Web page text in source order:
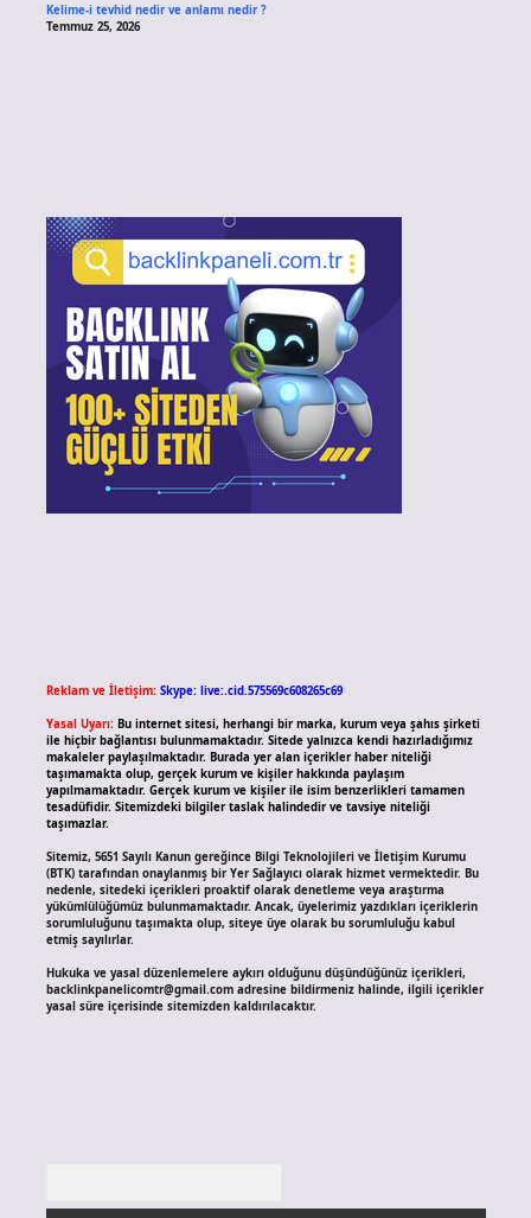
Kelime-i tevhid nedir ve anlamı nedir ?
Temmuz 25, 2026
Reklam ve İletişim: Skype: live:.cid.575569c608265c69
Yasal Uyarı: Bu internet sitesi, herhangi bir marka, kurum veya şahıs şirketi
ile hiçbir bağlantısı bulunmamaktadır. Sitede yalnızca kendi hazırladığımız
makaleler paylaşılmaktadır. Burada yer alan içerikler haber niteliği
taşımamakta olup, gerçek kurum ve kişiler hakkında paylaşım
yapılmamaktadır. Gerçek kurum ve kişiler ile isim benzerlikleri tamamen
tesadüfidir. Sitemizdeki bilgiler taslak halindedir ve tavsiye niteliği
taşımazlar.
Sitemiz, 5651 Sayılı Kanun gereğince Bilgi Teknolojileri ve İletişim Kurumu
(BTK) tarafından onaylanmış bir Yer Sağlayıcı olarak hizmet vermektedir. Bu
nedenle, sitedeki içerikleri proaktif olarak denetleme veya araştırma
yükümlülüğümüz bulunmamaktadır. Ancak, üyelerimiz yazdıkları içeriklerin
sorumluluğunu taşımakta olup, siteye üye olarak bu sorumluluğu kabul
etmiş sayılırlar.
Hukuka ve yasal düzenlemelere aykırı olduğunu düşündüğünüz içerikleri,
backlinkpanelicomtr@gmail.comadresine bildirmeniz halinde, ilgili içerikler
yasal süre içerisinde sitemizden kaldırılacaktır.